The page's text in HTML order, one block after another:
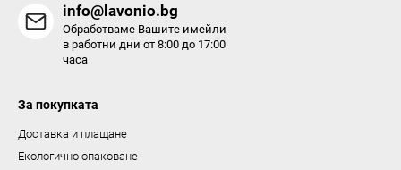
т
и
info@lavonio.bg
Обработваме Вашите имейли
в работни дни от 8:00 до 17:00
часа
За покупката
Доставка и плащане
Екологично опаковане